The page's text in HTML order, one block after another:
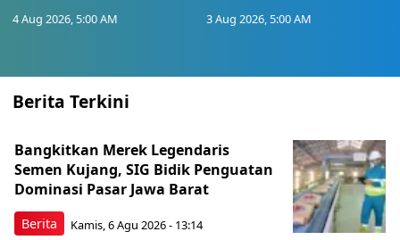
4 Aug 2026, 5:00 AM 3 Aug 2026, 5:00 AM
Berita Terkini
Berita
Bangkitkan Merek Legendaris
Semen Kujang, SIG Bidik Penguatan
Dominasi Pasar Jawa Barat
Kamis, 6 Agu 2026 - 13:14